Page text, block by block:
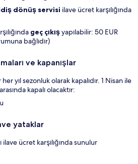
dönüş servisi ilave ücret karşılığında
geç çıkışyapılabilir: 50 EUR
bağlıdır)
ve kapanışlar
yıl sezonluk olarak kapalıdır. 1 Nisan ile
kapalı olacaktır:
yataklar
ilave ücret karşılığında sunulur